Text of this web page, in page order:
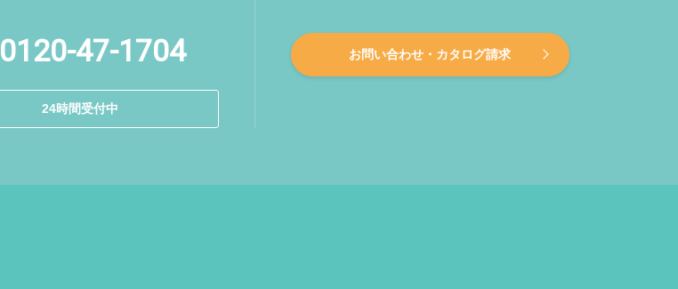
0120-47-1704
24時間受付中
お問い合わせ・カタログ請求